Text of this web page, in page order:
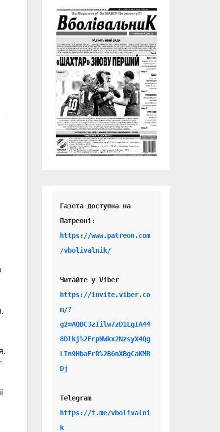
Газета доступна на
https://www.patreon.com
/vbolivalnik/
Читайте у Viber
https://invite.viber.co
m/?
g2=AQBC3zIilw7zD1LgIA44
8Dlkj%2FrpNWkx2NzsyX4Qg
LIn9HbaFrR%2B6nXBgCaKMB
Dj
Telegram
https://t.me/vbolivalni
k